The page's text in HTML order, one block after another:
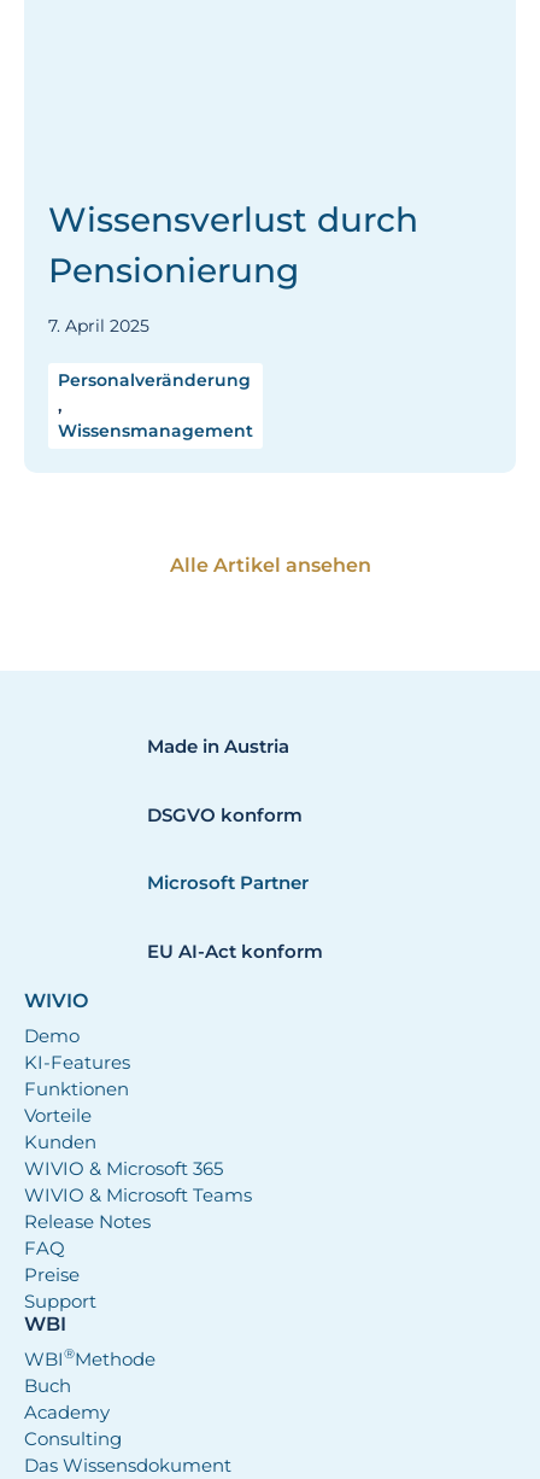
Wissensverlust durch
Pensionierung
7. April 2025
Personalveränderung
,
Wissensmanagement
Alle Artikel ansehen
Made in Austria
DSGVO konform
Microsoft Partner
EU AI-Act konform
WIVIO
Demo
KI-Features
Funktionen
Vorteile
Kunden
WIVIO & Microsoft 365
WIVIO & Microsoft Teams
Release Notes
FAQ
Preise
Support
WBI
WBI®Methode
Buch
Academy
Consulting
Das Wissensdokument